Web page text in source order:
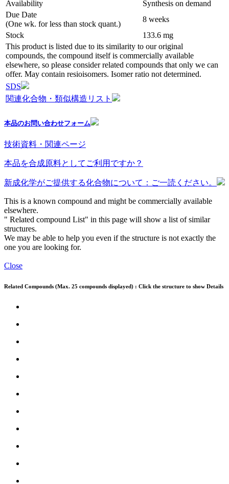
Availability
Synthesis on demand
Due Date
(One wk. for less than stock quant.)
8 weeks
Stock
133.6 mg
This product is listed due to its similarity to our original
compounds, the compound itself is commercially available
elsewhere, so please consider related compounds that only we can
offer. May contain resioisomers. Isomer ratio not determined.
SDS
関連化合物・類似構造リスト
本品のお問い合わせフォーム
技術資料・関連ページ
本品を合成原料としてご利用ですか？
新成化学がご提供する化合物について：ご一読ください。
This is a known compound and might be commercially available
elsewhere.
" Related compound List" in this page will show a list of similar
structures.
We may be able to help you even if the structure is not exactly the
one you are looking for.
Close
Related Compounds (Max. 25 compounds displayed) : Click the structure to show Details